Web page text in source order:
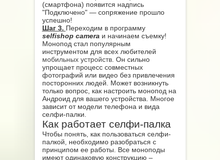
(смартфона) появится надпись
"Подключено" ― сопряжение прошло
успешно!
Шаг 3. Переходим в программу
selfishop camera и начинаем съемку!
Монопод стал популярным
инструментом для всех любителей
мобильных устройств. Он сильно
упрощает процесс совместных
фотографий или видео без привлечения
посторонних людей. Может возникнуть
только вопрос, как настроить монопод на
Андроид для вашего устройства. Многое
зависит от модели телефона и вида
селфи-палки.
Как работает селфи-палка
Чтобы понять, как пользоваться селфи-
палкой, необходимо разобраться с
принципом ее работы. Все моноподы
имеют одинаковую конструкцию –